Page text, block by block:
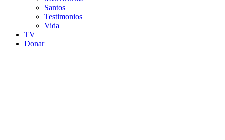
Santos
Testimonios
Vida
TV
Donar